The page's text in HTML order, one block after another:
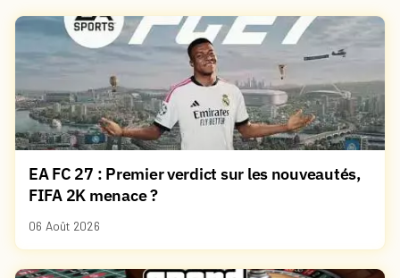
EA FC 27 : Premier verdict sur les nouveautés,
FIFA 2K menace ?
06 Août 2026